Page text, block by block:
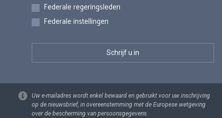
Federale regeringsleden
Federale instellingen
Uw e-mailadres wordt enkel bewaard en gebruikt voor uw inschrijving
op de nieuwsbrief, in overeenstemming met de Europese wetgeving
over de bescherming van persoonsgegevens.